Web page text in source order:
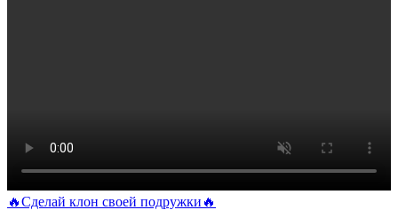
🔥Сделай клон своей подружки🔥